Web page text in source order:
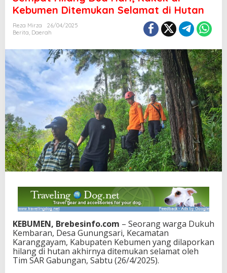
Kebumen Ditemukan Selamat di Hutan
Reza Mirza
26/04/2025
Berita, Daerah
KEBUMEN, Brebesinfo.com – Seorang warga Dukuh
Kembaran, Desa Gunungsari, Kecamatan
Karanggayam, Kabupaten Kebumen yang dilaporkan
hilang di hutan akhirnya ditemukan selamat oleh
Tim SAR Gabungan, Sabtu (26/4/2025).